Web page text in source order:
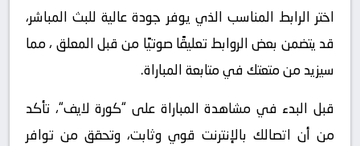
اختر الرابط المناسب الذي يوفر جودة عالية للبث المباشر،
قد يتضمن بعض الروابط تعليقًا صوتيًا من قبل المعلق ، مما
سيزيد من متعتك في متابعة المباراة.
قبل البدء في مشاهدة المباراة على “كورة لايف“، تأكد
من أن اتصالك بالإنترنت قوي وثابت، وتحقق من توافر